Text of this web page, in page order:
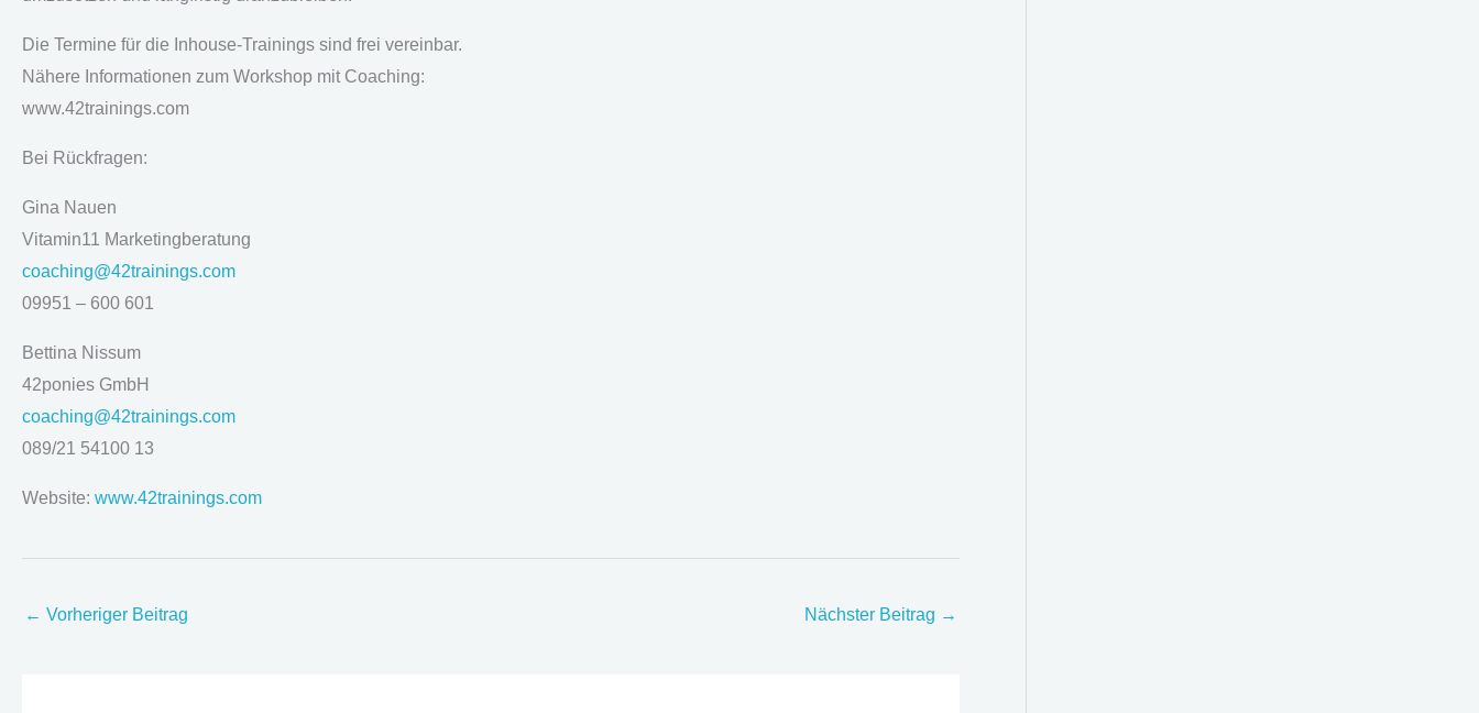
Die Termine für die Inhouse-Trainings sind frei vereinbar.
Nähere Informationen zum Workshop mit Coaching:
www.42trainings.com
Bei Rückfragen:
Gina Nauen
Vitamin11 Marketingberatung
coaching@42trainings.com
09951 – 600 601
Bettina Nissum
42ponies GmbH
coaching@42trainings.com
089/21 54100 13
Website: www.42trainings.com
← Vorheriger Beitrag Nächster Beitrag →